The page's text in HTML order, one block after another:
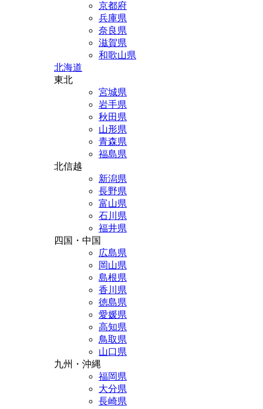
京都府
兵庫県
奈良県
滋賀県
和歌山県
北海道
東北
宮城県
岩手県
秋田県
山形県
青森県
福島県
北信越
新潟県
長野県
富山県
石川県
福井県
四国・中国
広島県
岡山県
島根県
香川県
徳島県
愛媛県
高知県
鳥取県
山口県
九州・沖縄
福岡県
大分県
長崎県